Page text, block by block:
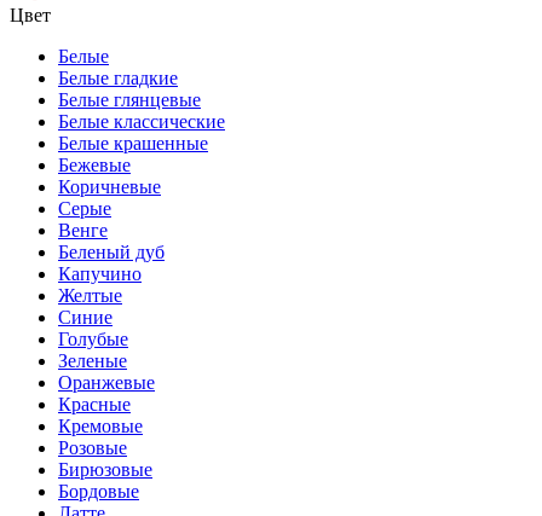
Цвет
Белые
Белые гладкие
Белые глянцевые
Белые классические
Белые крашенные
Бежевые
Коричневые
Серые
Венге
Беленый дуб
Капучино
Желтые
Синие
Голубые
Зеленые
Оранжевые
Красные
Кремовые
Розовые
Бирюзовые
Бордовые